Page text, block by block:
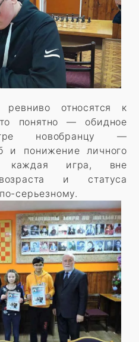
ревниво относятся к
понятно — обидное
новобранцу —
и понижение личного
каждая игра, вне
и статуса
серьезному.